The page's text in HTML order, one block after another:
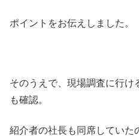
ポイントをお伝えしました。
そのうえで、現場調査に行け
も確認。
紹介者の社長も同席していた